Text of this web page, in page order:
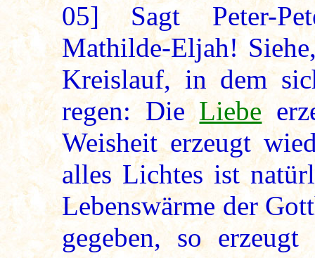
05] Sagt Peter-
Mathilde-Eljah!
Kreislauf, in dem
regen: DieLiebe
Weisheit erzeugt
alles Lichtes ist
Lebenswärme der
gegeben, so